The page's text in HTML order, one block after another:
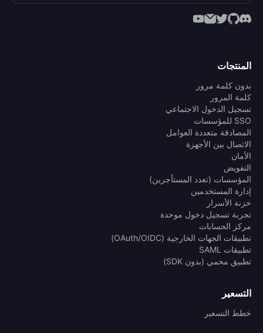
المنتجات
بدون كلمة مرور
كلمة المرور
تسجيل الدخول الاجتماعي
SSO للمؤسسات
المصادقة متعددة العوامل
الاتصال بين الأجهزة
الأمان
التفويض
المؤسسات (تعدد المستأجرين)
إدارة المستخدمين
خزنة الأسرار
تجربة تسجيل دخول موحدة
مركز الحسابات
تطبيقات الجهات الخارجية (OAuth/OIDC)
تطبيقات SAML
تطبيق محمي (بدون SDK)
التسعير
خطط التسعير